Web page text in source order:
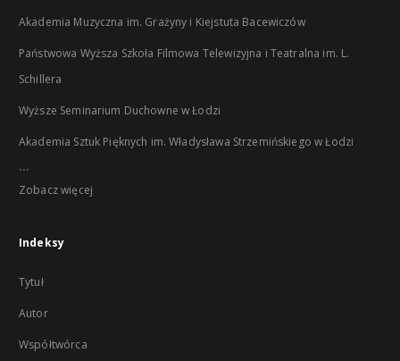
Akademia Muzyczna im. Grażyny i Kiejstuta Bacewiczów
Państwowa Wyższa Szkoła Filmowa Telewizyjna i Teatralna im. L.
Schillera
Wyższe Seminarium Duchowne w Łodzi
Akademia Sztuk Pięknych im. Władysława Strzemińskiego w Łodzi
...
Zobacz więcej
Indeksy
Tytuł
Autor
Współtwórca